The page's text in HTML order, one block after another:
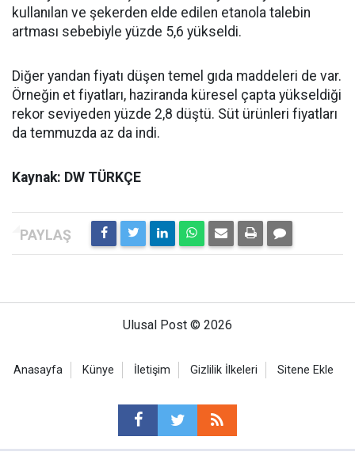
kullanılan ve şekerden elde edilen etanola talebin
artması sebebiyle yüzde 5,6 yükseldi.
Diğer yandan fiyatı düşen temel gıda maddeleri de var.
Örneğin et fiyatları, haziranda küresel çapta yükseldiği
rekor seviyeden yüzde 2,8 düştü. Süt ürünleri fiyatları
da temmuzda az da indi.
Kaynak: DW TÜRKÇE
Ulusal Post © 2026
Anasayfa Künye İletişim Gizlilik İlkeleri Sitene Ekle